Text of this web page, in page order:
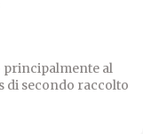
principalmente al
di secondo raccolto